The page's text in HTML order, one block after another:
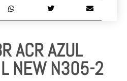
ACR AZUL
NEW N305-2